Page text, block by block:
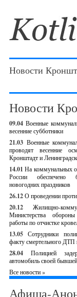
Новости
Новости
09.04 Военные
весенние субботники
21.03 Военные
проводят весенние
Кронштадт и
14.01 На коммунальных
России обеспечено
новогодних праздников
26.12О проведении
20.12
Жилищно-
Министерства
работы по отчистке
13.05 Сотрудники
факту смертельного ДТП
28.04
Полицией
автомобиль своей
Все новости »
Афиша-